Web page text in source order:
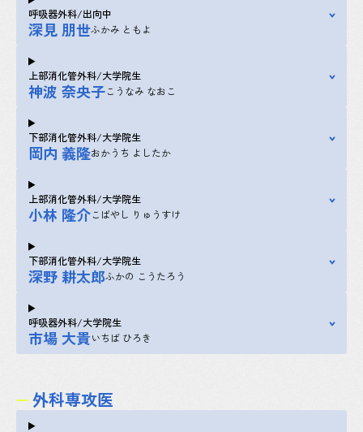
呼吸器外科/出向中
深見 朋世ふかみ ともよ
上部消化管外科/大学院生
神波 奈央子こうなみ なおこ
下部消化管外科/大学院生
岡内 義隆おかうち よしたか
上部消化管外科/大学院生
小林 隆介こばやし りゅうすけ
下部消化管外科/大学院生
深野 耕太郎ふかの こうたろう
呼吸器外科/大学院生
市場 大貴いちば ひろき
外科専攻医